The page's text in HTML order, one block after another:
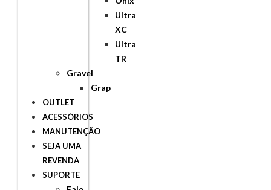
Ultra
XC
Ultra
TR
Gravel
Grap
OUTLET
ACESSÓRIOS
MANUTENÇÃO
SEJA UMA
REVENDA
SUPORTE